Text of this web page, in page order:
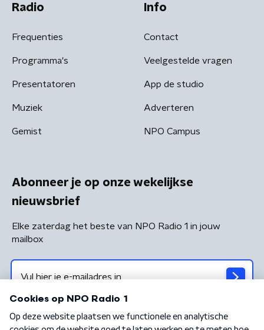
Radio
Frequenties
Programma's
Presentatoren
Muziek
Gemist
Info
Contact
Veelgestelde vragen
App de studio
Adverteren
NPO Campus
Abonneer je op onze wekelijkse
nieuwsbrief
Elke zaterdag het beste van NPO Radio 1 in jouw
mailbox